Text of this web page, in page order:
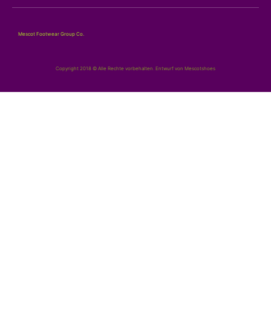
Mescot Footwear Group Co.
Copyright 2018 © Alle Rechte vorbehalten. Entwurf von Mescotshoes